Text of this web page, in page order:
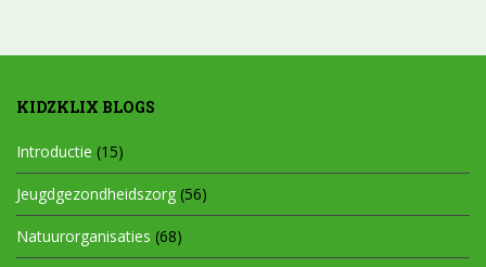
KIDZKLIX BLOGS
Introductie (15)
Jeugdgezondheidszorg (56)
Natuurorganisaties (68)